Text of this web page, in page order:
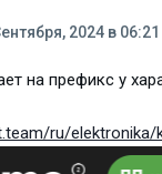
2024 в 06:21
на префикс у
ru/